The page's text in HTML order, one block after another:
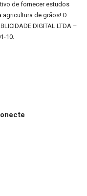
de fornecer estudos
de grãos! O
DIGITAL LTDA –
10.